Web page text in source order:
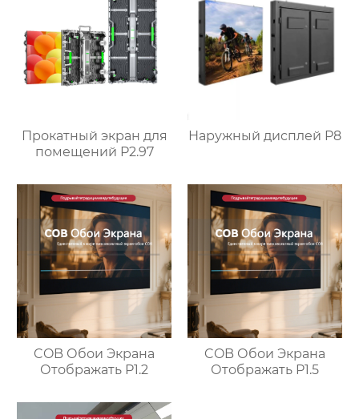
Прокатный экран для
помещений P2.97
Наружный дисплей P8
COB Обои Экрана
Отображать P1.2
COB Обои Экрана
Отображать P1.5